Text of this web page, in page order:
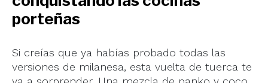
porteñas
Si creías que ya habías probado todas las
versiones de milanesa, esta vuelta de tuerca te